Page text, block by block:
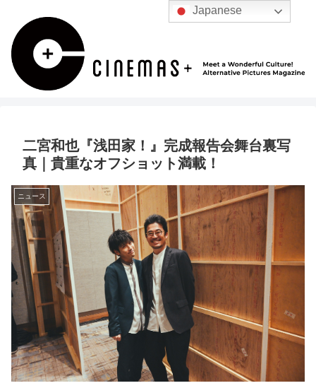
二宮和也『浅田家！』完成報告会舞台裏写
真｜貴重なオフショット満載！
ニュース
Japanese